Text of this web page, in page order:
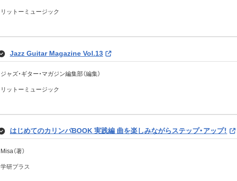
リットーミュージック
Jazz Guitar Magazine Vol.13
ジャズ・ギター・マガジン編集部（編集）
リットーミュージック
はじめてのカリンバBOOK 実践編 曲を楽しみながらステップ・アップ！
Misa（著）
学研プラス